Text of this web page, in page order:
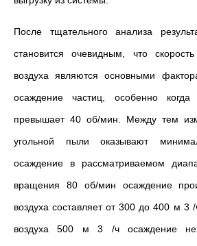
После тщательного анализа
становится очевидным, что
воздуха являются основными
осаждение частиц, особенно когда
превышает 40 об/мин. Между тем
угольной пыли оказывают
осаждение в рассматриваемом
вращения 80 об/мин осаждение
воздуха составляет от 300 до 400 м 3
воздуха 500 м 3 /ч осаждение не